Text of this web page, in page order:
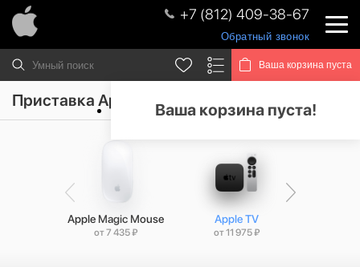
+7 (812) 409-38-67
Обратный звонок
Ваша корзина пуста
Ваша корзина пуста!
Приставка Apple TV
Apple Magic Mouse
от 7 435 ₽
Apple TV
от 11 975 ₽